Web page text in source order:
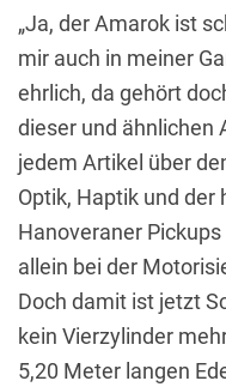
„Ja, der Amarok ist
mir auch in meiner
ehrlich, da gehört
dieser und ähnlichen
jedem Artikel über
Optik, Haptik und
Hanoveraner
allein bei der
Doch damit ist jetzt
kein Vierzylinder
5,20 Meter langen